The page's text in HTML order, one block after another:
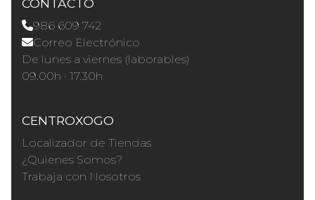
CONTACTO
986 609 742
Correo Electrónico
De lunes a viernes (laborables)
09.00h · 17.30h
CENTROXOGO
Localizador de Tiendas
¿Quienes Somos?
Trabaja con Nosotros